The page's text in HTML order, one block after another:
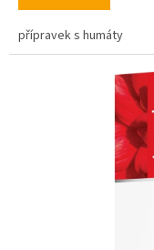
přípravek s humáty